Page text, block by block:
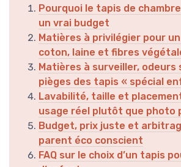
Pourquoi le tapis de
un vrai budget
Matières à privilégier pour
coton, laine et fibres
Matières à surveiller,
pièges des tapis « spécial
Lavabilité, taille et
usage réel plutôt que photo
Budget, prix juste et
parent éco conscient
FAQ sur le choix d’un tapis